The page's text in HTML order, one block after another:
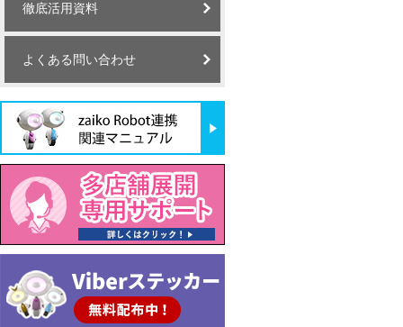
徹底活用資料
よくある問い合わせ